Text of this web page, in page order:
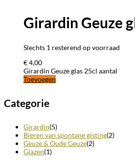
Girardin Geuze
Slechts 1 resterend op voorraad
€4,00
Girardin Geuze glas 25cl aantal
Toevoegen
Categorie
Girardin(5)
Bieren van spontane gisting(2)
Geuze & Oude Geuze(2)
Glazen(1)